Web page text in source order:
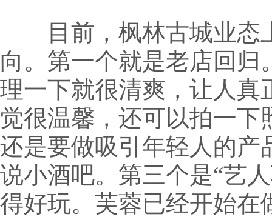
目前，枫林古城业态
向。第一个就是老店回
理一下就很清爽，让人真
觉很温馨，还可以拍一
还是要做吸引年轻人的产
说小酒吧。第三个是“艺
得好玩。芙蓉已经开始在